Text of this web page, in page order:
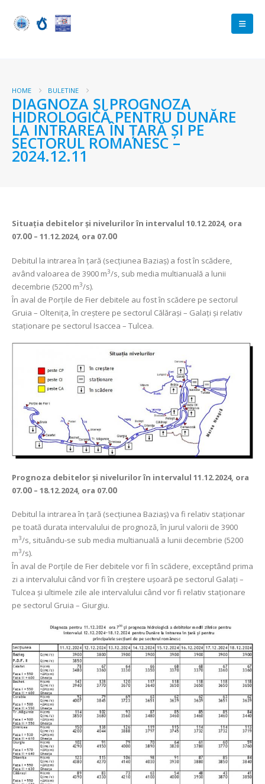
HOME BULETINE
DIAGNOZA ŞI PROGNOZA
HIDROLOGICĂ PENTRU DUNĂRE
LA INTRAREA ÎN ŢARĂ ŞI PE
SECTORUL ROMANESC –
2024.12.11
Situaţia debitelor şi nivelurilorîn intervalul 10.12.2024, ora
07.00 – 11.12.2024, ora 07.00
Debitul la intrarea în ţară (secţiunea Baziaş) a fost în scădere,
având valoarea de 3900 m3/s, sub media multianuală a lunii
decembrie (5200 m3/s).
În aval de Porţile de Fier debitele au fost în scădere pe sectorul
Gruia – Oltenița, în creștere pe sectorul Călărași – Galați și relativ
staționare pe sectorul Isaccea – Tulcea.
Prognoza debitelor şi nivelurilorîn intervalul 11.12.2024, ora
07.00 – 18.12.2024, ora 07.00
Debitul la intrarea în ţară (secţiunea Baziaş) va fi relativ staționar
pe toată durata intervalului de prognoză, în jurul valorii de 3900
m3/s, situându-se sub media multianuală a lunii decembrie (5200
m3/s).
În aval de Porţile de Fier debitele vor fi în scădere, exceptând prima
zi a intervalului când vor fi în creștere ușoară pe sectorul Galați –
Tulcea și ultimele zile ale intervalului când vor fi relativ staționare
pe sectorul Gruia – Giurgiu.